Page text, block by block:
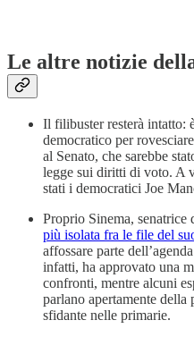
Le altre notizie
Il filibuster resterà intatto:
democratico per
al Senato, che sarebbe
legge sui diritti di voto. A
stati i democratici Joe
Proprio Sinema, senatrice
più isolata fra le file del
affossare parte
infatti, ha approvato una
confronti, mentre alcuni
parlano apertamente
sfidante nelle primarie.